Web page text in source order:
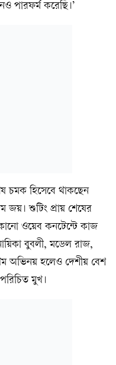
পারফর্ম করেছি।’
চমক হিসেবে থাকছেন
জয়। শুটিং প্রায় শেষের
ওয়েব কনটেন্টে কাজ
বুবলী, মডেল রাজ,
অভিনয় হলেও দেশীয় বেশ
মুখ।